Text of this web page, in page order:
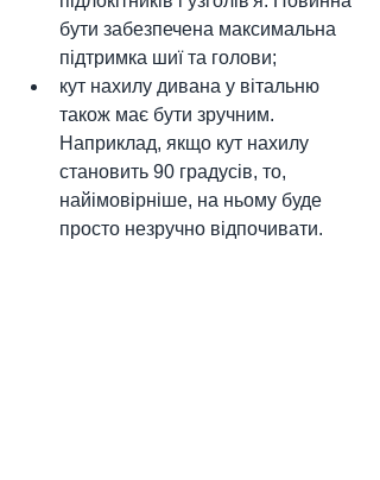
бути забезпечена максимальна
підтримка шиї та голови;
кут нахилу дивана у вітальню
також має бути зручним.
Наприклад, якщо кут нахилу
становить 90 градусів, то,
найімовірніше, на ньому буде
просто незручно відпочивати.